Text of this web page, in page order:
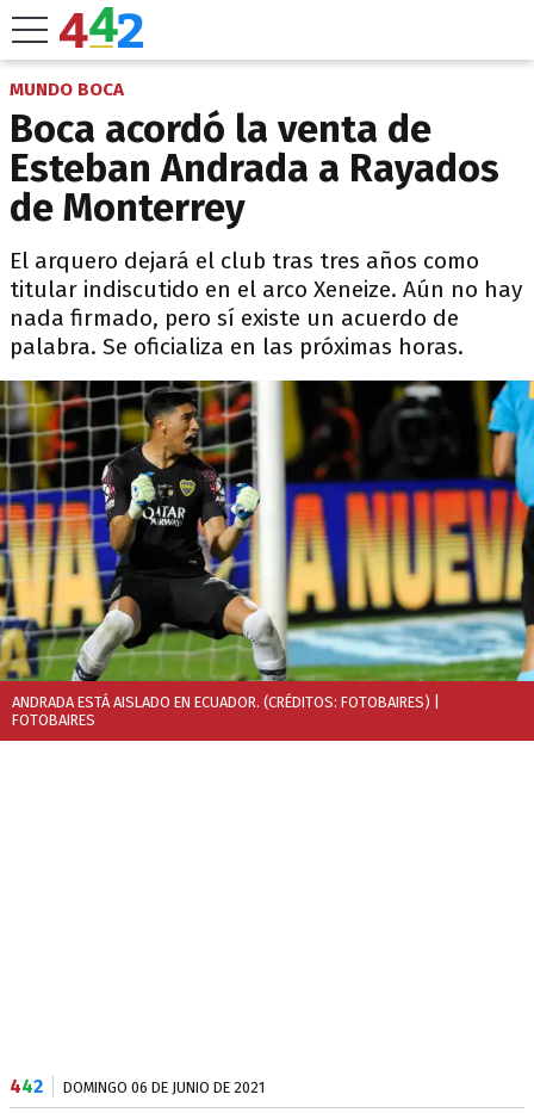
MUNDO BOCA
Boca acordó la venta de
Esteban Andrada a Rayados
de Monterrey
El arquero dejará el club tras tres años como
titular indiscutido en el arco Xeneize. Aún no hay
nada firmado, pero sí existe un acuerdo de
palabra. Se oficializa en las próximas horas.
ANDRADA ESTÁ AISLADO EN ECUADOR. (CRÉDITOS: FOTOBAIRES)
FOTOBAIRES
442 DOMINGO 06 DE JUNIO DE 2021